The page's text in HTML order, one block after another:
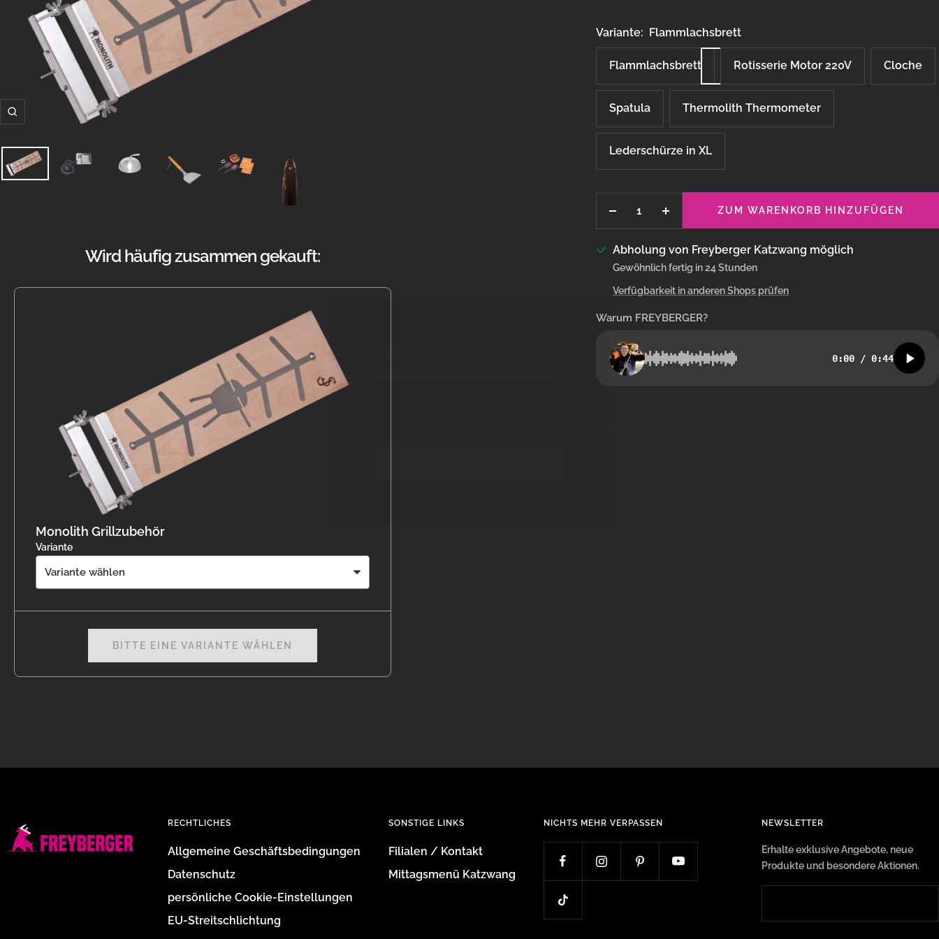
Zoom
Wird häufig zusammen gekauft:
Monolith Grillzubehör
Variante
BITTE EINE VARIANTE WÄHLEN
Variante: Flammlachsbrett
Flammlachsbrett Rotisserie Motor 220V Cloche
Spatula Thermolith Thermometer
Lederschürze in XL
ZUM WARENKORB HINZUFÜGEN
Abholung von Freyberger Katzwang möglich
Gewöhnlich fertig in 24 Stunden
Verfügbarkeit in anderen Shops prüfen
Warum FREYBERGER?
0:00 / 0:44
RECHTLICHES
Allgemeine Geschäftsbedingungen
Datenschutz
persönliche Cookie-Einstellungen
EU-Streitschlichtung
SONSTIGE LINKS
Filialen / Kontakt
Mittagsmenü Katzwang
NICHTS MEHR VERPASSEN NEWSLETTER
Erhalte exklusive Angebote, neue
Produkte und besondere Aktionen.